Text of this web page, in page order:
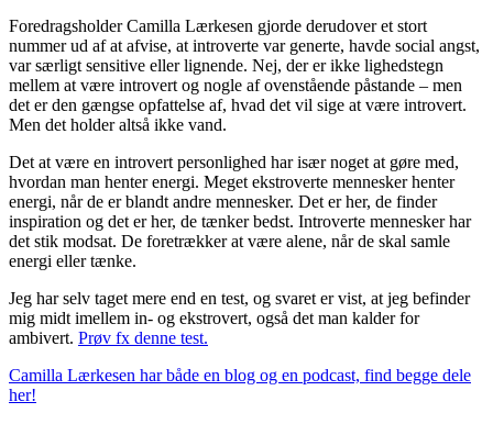
Foredragsholder Camilla Lærkesen gjorde derudover et stort
nummer ud af at afvise, at introverte var generte, havde social angst,
var særligt sensitive eller lignende. Nej, der er ikke lighedstegn
mellem at være introvert og nogle af ovenstående påstande – men
det er den gængse opfattelse af, hvad det vil sige at være introvert.
Men det holder altså ikke vand.
Det at være en introvert personlighed har især noget at gøre med,
hvordan man henter energi. Meget ekstroverte mennesker henter
energi, når de er blandt andre mennesker. Det er her, de finder
inspiration og det er her, de tænker bedst. Introverte mennesker har
det stik modsat. De foretrækker at være alene, når de skal samle
energi eller tænke.
Jeg har selv taget mere end en test, og svaret er vist, at jeg befinder
mig midt imellem in- og ekstrovert, også det man kalder for
ambivert. Prøv fx denne test.
Camilla Lærkesen har både en blog og en podcast, find begge dele
her!